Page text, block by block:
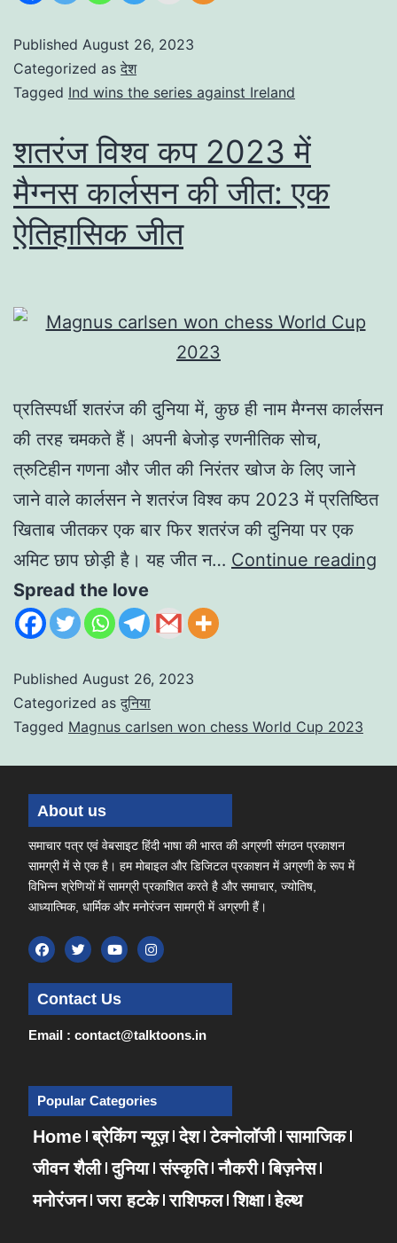
Published August 26, 2023
Categorized as देश
Tagged Ind wins the series against Ireland
शतरंज विश्व कप 2023 में
मैग्नस कार्लसन की जीत: एक
ऐतिहासिक जीत
प्रतिस्पर्धी शतरंज की दुनिया में, कुछ ही नाम मैग्नस कार्लसन
की तरह चमकते हैं। अपनी बेजोड़ रणनीतिक सोच,
त्रुटिहीन गणना और जीत की निरंतर खोज के लिए जाने
जाने वाले कार्लसन ने शतरंज विश्व कप 2023 में प्रतिष्ठित
खिताब जीतकर एक बार फिर शतरंज की दुनिया पर एक
अमिट छाप छोड़ी है। यह जीत न… Continue reading
Spread the love
Published August 26, 2023
Categorized as दुनिया
Tagged Magnus carlsen won chess World Cup 2023
About us
समाचार पत्र एवं वेबसाइट हिंदी भाषा की भारत की अग्रणी संगठन प्रकाशन
सामग्री में से एक है। हम मोबाइल और डिजिटल प्रकाशन में अग्रणी के रूप में
विभिन्न श्रेणियों में सामग्री प्रकाशित करते है और समाचार, ज्योतिष,
आध्यात्मिक, धार्मिक और मनोरंजन सामग्री में अग्रणी हैं।
Contact Us
Email : contact@talktoons.in
Popular Categories
Home ब्रेकिंग न्यूज़ देश टेक्नोलॉजी सामाजिक
जीवन शैली दुनिया संस्कृति नौकरी बिज़नेस
मनोरंजन जरा हटके राशिफल शिक्षा हेल्थ